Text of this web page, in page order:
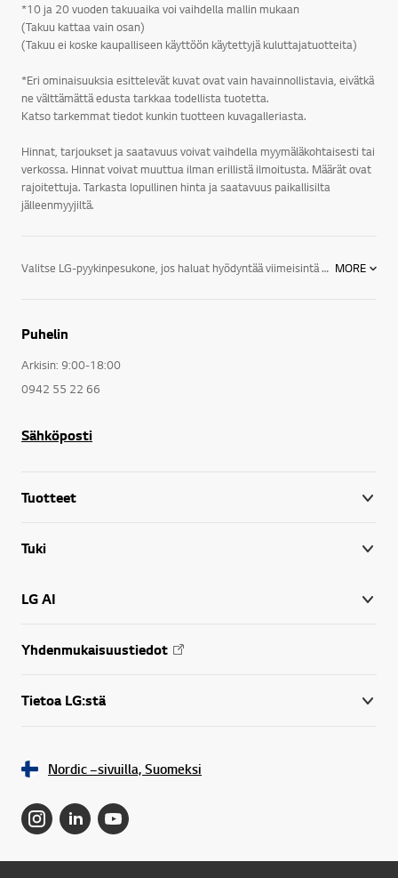
*10 ja 20 vuoden takuuaika voi vaihdella mallin mukaan
(Takuu kattaa vain osan)
(Takuu ei koske kaupalliseen käyttöön käytettyjä kuluttajatuotteita)
*Eri ominaisuuksia esittelevät kuvat ovat vain havainnollistavia, eivätkä
ne välttämättä edusta tarkkaa todellista tuotetta.
Katso tarkemmat tiedot kunkin tuotteen kuvagalleriasta.
Hinnat, tarjoukset ja saatavuus voivat vaihdella myymäläkohtaisesti tai
verkossa. Hinnat voivat muuttua ilman erillistä ilmoitusta. Määrät ovat
rajoitettuja. Tarkasta lopullinen hinta ja saatavuus paikallisilta
jälleenmyyjiltä.
Valitse LG-pyykinpesukone, jos haluat hyödyntää viimeisintä teknologiaa. Tässä muutamia ominaisuuksia:LG-pyykinpesukoneissa on LG:n patentoima suoravetomoottori, Direct Drive, jossa moottori kiinnitetään suoraan rumpuun. Suoravetomoottorin ansiosta kone on kestävä ja hiljainen. Kuluvia osia, kuten hiiliharjat ja vetohihna, on huomattavasti vähemmän. Moottorille annamme 10 vuoden täystakuun. Jos moottori kaikesta huolimatta rikkoutuu kymmenen vuoden aikana, vaihdamme moottorin kuluitta uuteen. LG True Steam -höyrytoiminnolla varustetuissa pyykinpesukoneissa on mahdollista lisätä normaaliin pesuohjelmaan mukaan höyry. Höyry avaa vaatteiden kuidut, irrottaa lian tehokkaasti ja poistaa epämiellyttäviä hajuja. Höyrytoiminto on mahdollista valita mukaan lähes kaikkiin useimmin käytettäviin ohjelmiin. Allergiaohjelmassa höyry poistaa 99,9% kaikista pölypunkeista ja bakteereista jo 60 asteen lämpötilassa, jolloin se ei ole vaatteille haitallinen. Lisäksi höyry poistaa vaatteista myös siitepölyn, eläinten hilseen ja erilaiset allergeenit.Erilaiset vaatteet sekä materiaalit on hyvä pestä eri tavoin. LG:n suoravetomoottori, Direct Drive, on asennettu suoraan kiinni rumpuun, jolloin rumpua voidaan liikuttaa huomattavasti tehokkaammin ja monipuolisemmin. Käynnistäminen, pysäyttäminen ja suunnanmuutos voidaan suorittaa tarkasti. LG:n pyykinpesukoneiden 6 Motion on kuusi erilaista pesurytmiä, joissa rumpua liikutellaan tehokkaasti ja eri tavoin. 6 Motionin rummun liikkeiden ansiosta saadaan aikaan paras mahdollinen pesutulos, pienellä vesimäärällä ja kohtuullisessa ajassa.LG:n pyykinpesukoneet on suunniteltu samalla huipputeknologialla ja innovaatioilla, jotka saavat kaikki muutkin kodinkoneemme erottumaan edukseen. Tulet huomaamaan, että tyylikkäällä muotoilulla ja lyömättömällä suorituskyvyllä varustetut pyykinpesukoneemme ovat uskomattomia, kun ne ovat käytössä, ja uskomattoman hyvännäköisiä, kun niitä ei käytetä.Ota kaikki irti elämästä! Olitpa sitten uudistamassa keittiökoneitasi, rakentamassa pesuhuonetta tai kalustamassa koko taloa, tutustu LG:n tyylikkäisiin ja innovatiivisiin kodinkoneisiin, jotka sopivat niin elämäntyyliisi kuin kotisi sisustukseenkin.LG:n kodinkoneet jääkaapeista, liesistä, uuneista ja astianpesukoneista pyykinpesukoneisiin, kuivausrumpuihin sekä ilmastointi- ja kosteudenpoistolaitteisiin tarjoavat energiansäästöratkaisuja, jotka on suunniteltu auttamaan sinua tekemään enemmän niitä asioita, joita rakastat.Elämä on helpompaa, kun sinulla on oikeat välineet. Käytä hetki ajastasi tutustumalla hyvin suunniteltuihin LG-kodinkoneisiin, joiden avulla selviydyt kaikesta. MORE
Puhelin
Arkisin: 9:00-18:00
0942 55 22 66
Sähköposti
Tuotteet
Tuki
LG AI
Yhdenmukaisuustiedot
Tietoa LG:stä
Nordic –sivuilla, Suomeksi